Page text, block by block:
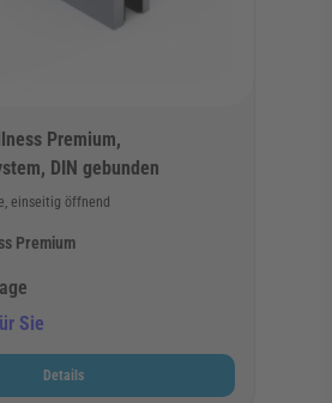
Premium,
DIN gebunden
einseitig öffnend
Premium
Sie
Details